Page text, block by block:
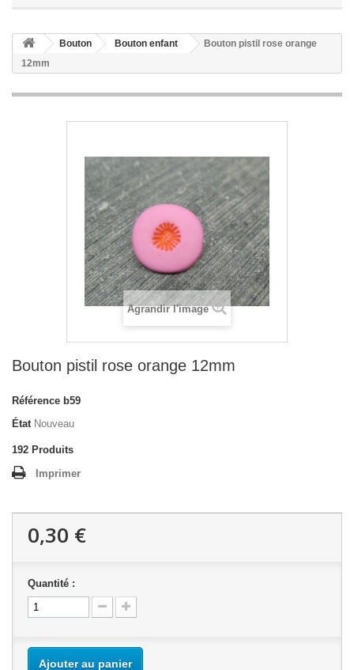
Bouton Bouton enfant
Bouton pistil rose orange
12mm
Agrandir l'image
Bouton pistil rose orange 12mm
Référence b59
État Nouveau
192 Produits
Imprimer
0,30 €
Quantité :
Ajouter au panier